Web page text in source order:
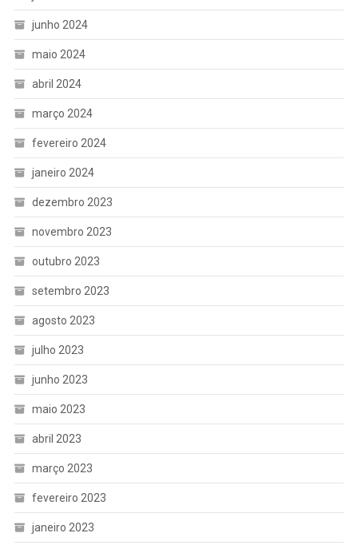
junho 2024
maio 2024
abril 2024
março 2024
fevereiro 2024
janeiro 2024
dezembro 2023
novembro 2023
outubro 2023
setembro 2023
agosto 2023
julho 2023
junho 2023
maio 2023
abril 2023
março 2023
fevereiro 2023
janeiro 2023